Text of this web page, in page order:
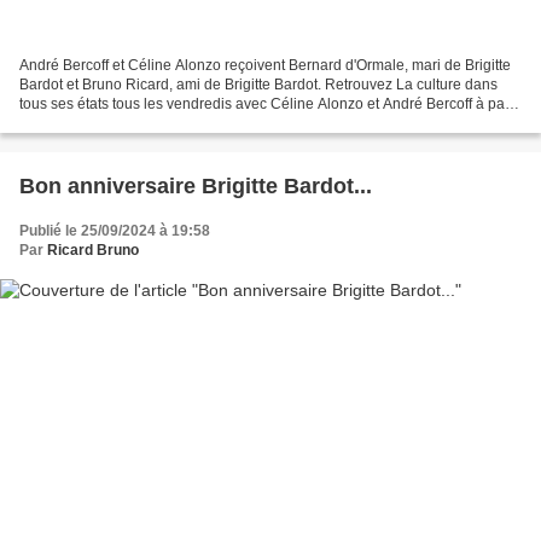
André Bercoff et Céline Alonzo reçoivent Bernard d'Ormale, mari de Brigitte
Bardot et Bruno Ricard, ami de Brigitte Bardot. Retrouvez La culture dans
tous ses états tous les vendredis avec Céline Alonzo et André Bercoff à partir
Bon anniversaire Brigitte Bardot...
Publié le 25/09/2024 à 19:58
Par Ricard Bruno